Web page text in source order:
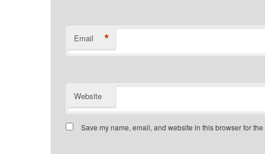
Email *
Website
Save my name, email, and website in this browser for